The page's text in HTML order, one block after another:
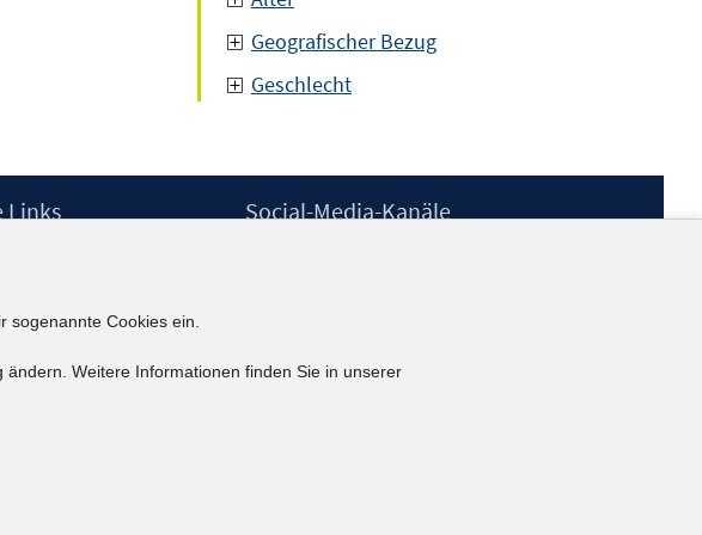
Geografischer Bezug
Geschlecht
Links
Barrierefreiheit
Social-Media-Kanäle
kununu
sogenannte Cookies ein.
ändern. Weitere Informationen finden Sie in unserer